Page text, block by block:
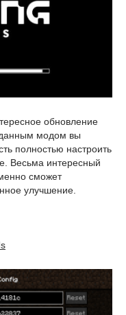
обновление
модом вы
полностью настроить
Весьма интересный
сможет
улучшение.